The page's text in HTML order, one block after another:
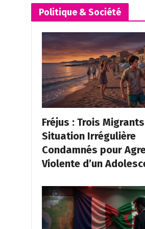
Politique & Société
Fréjus : Trois
Situation Irrégulière
Condamnés pour
Violente d’un